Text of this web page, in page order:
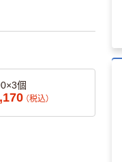
個
（税込）